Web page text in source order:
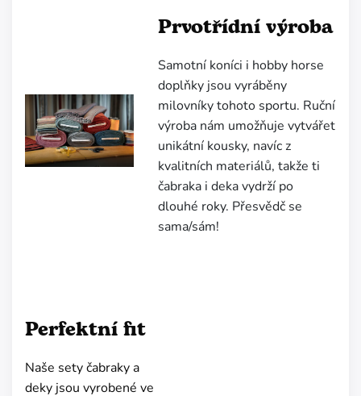
Prvotřídní výroba
Samotní koníci i hobby horse
doplňky jsou vyráběny
milovníky tohoto sportu. Ruční
výroba nám umožňuje vytvářet
unikátní kousky, navíc z
kvalitních materiálů, takže ti
čabraka i deka vydrží po
dlouhé roky. Přesvědč se
sama/sám!
Perfektní fit
Naše sety čabraky a
deky jsou vyrobené ve